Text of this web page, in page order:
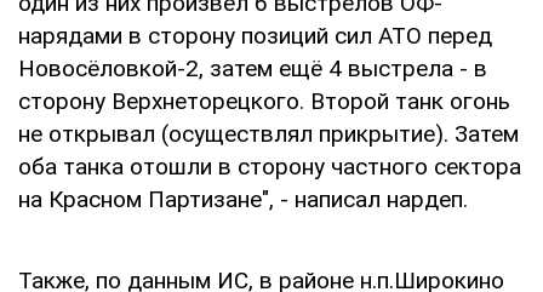
нарядами в сторону позиций сил АТО перед
Новосёловкой-2, затем ещё 4 выстрела - в
сторону Верхнеторецкого. Второй танк огонь
не открывал (осуществлял прикрытие). Затем
оба танка отошли в сторону частного сектора
на Красном Партизане", - написал нардеп.
Также, по данным ИС, в районе н.п.Широкино